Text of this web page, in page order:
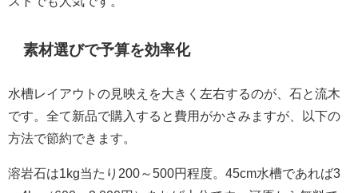
素材選びで予算を効率化
水槽レイアウトの見映えを大きく左右するのが、石と流木
です。全て新品で購入すると費用がかさみますが、以下の
方法で節約できます。
溶岩石は1kg当たり200～500円程度。45cm水槽であれば3